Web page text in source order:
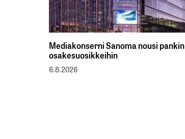
Mediakonserni Sanoma nousi pankin
osakesuosikkeihin
6.8.2026